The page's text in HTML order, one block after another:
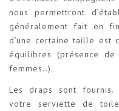
nous permettront
généralement fait en fin
d’une certaine taille est
équilibres (présence
femmes..).
Les draps sont
votre serviette de